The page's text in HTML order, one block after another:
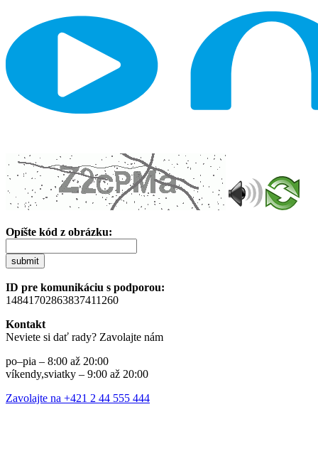
Opíšte kód z obrázku:
submit
ID pre komunikáciu s podporou:
14841702863837411260
Kontakt
Neviete si dať rady? Zavolajte nám
po–pia – 8:00 až 20:00
víkendy,sviatky – 9:00 až 20:00
Zavolajte na +421 2 44 555 444